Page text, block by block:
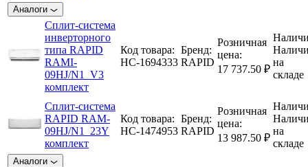
Аналоги
Сплит-система
инверторного
типа RAPID
RAMI-
09HJ/N1_V3
комплект
Код товара:
НС-1694333
Бренд:
RAPID
Розничная
цена:
17 737.50 ₽
на
складе
Сплит-система
RAPID RAM-
09HJ/N1_23Y
комплект
Код товара:
НС-1474953
Бренд:
RAPID
Розничная
цена:
13 987.50 ₽
на
складе
Аналоги